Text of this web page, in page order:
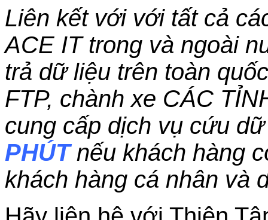
Liên kết với với tất cả
ACE IT trong và ngoài
trả dữ liệu trên toàn
FTP, chành xe CÁC
cung cấp dịch vụ cứu
PHÚTnếu khách hàng
khách hàng cá nhân và